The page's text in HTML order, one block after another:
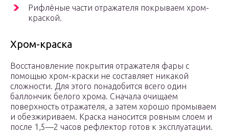
Рифлёные части отражателя покрываем хром-
краской.
Хром-краска
Восстановление покрытия отражателя фары с
помощью хром-краски не составляет никакой
сложности. Для этого понадобится всего один
баллончик белого хрома. Сначала очищаем
поверхность отражателя, а затем хорошо промываем
и обезжириваем. Краска наносится ровным слоем и
после 1,5—2 часов рефлектор готов к эксплуатации.